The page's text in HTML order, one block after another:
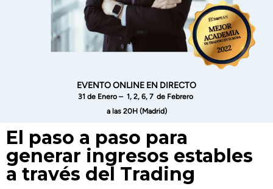
EVENTO ONLINE EN DIRECTO
31 de Enero – 1, 2, 6, 7 de Febrero
a las 20H (Madrid)
El paso a paso para
generar ingresos estables
a través del Trading